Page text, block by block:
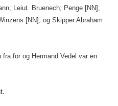
Leiut. Bruenech; Penge [NN];
[NN]; og Skipper Abraham
fra för og Hermand Vedel var en